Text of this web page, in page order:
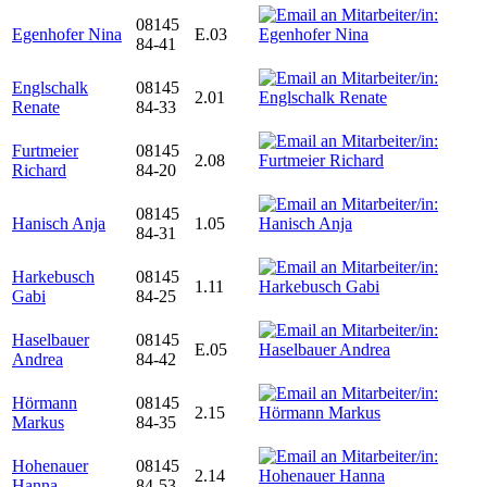
Egenhofer Nina
08145
84-41
E.03
Englschalk
Renate
08145
84-33
2.01
Furtmeier
Richard
08145
84-20
2.08
Hanisch Anja
08145
84-31
1.05
Harkebusch
Gabi
08145
84-25
1.11
Haselbauer
Andrea
08145
84-42
E.05
Hörmann
Markus
08145
84-35
2.15
Hohenauer
08145
2.14